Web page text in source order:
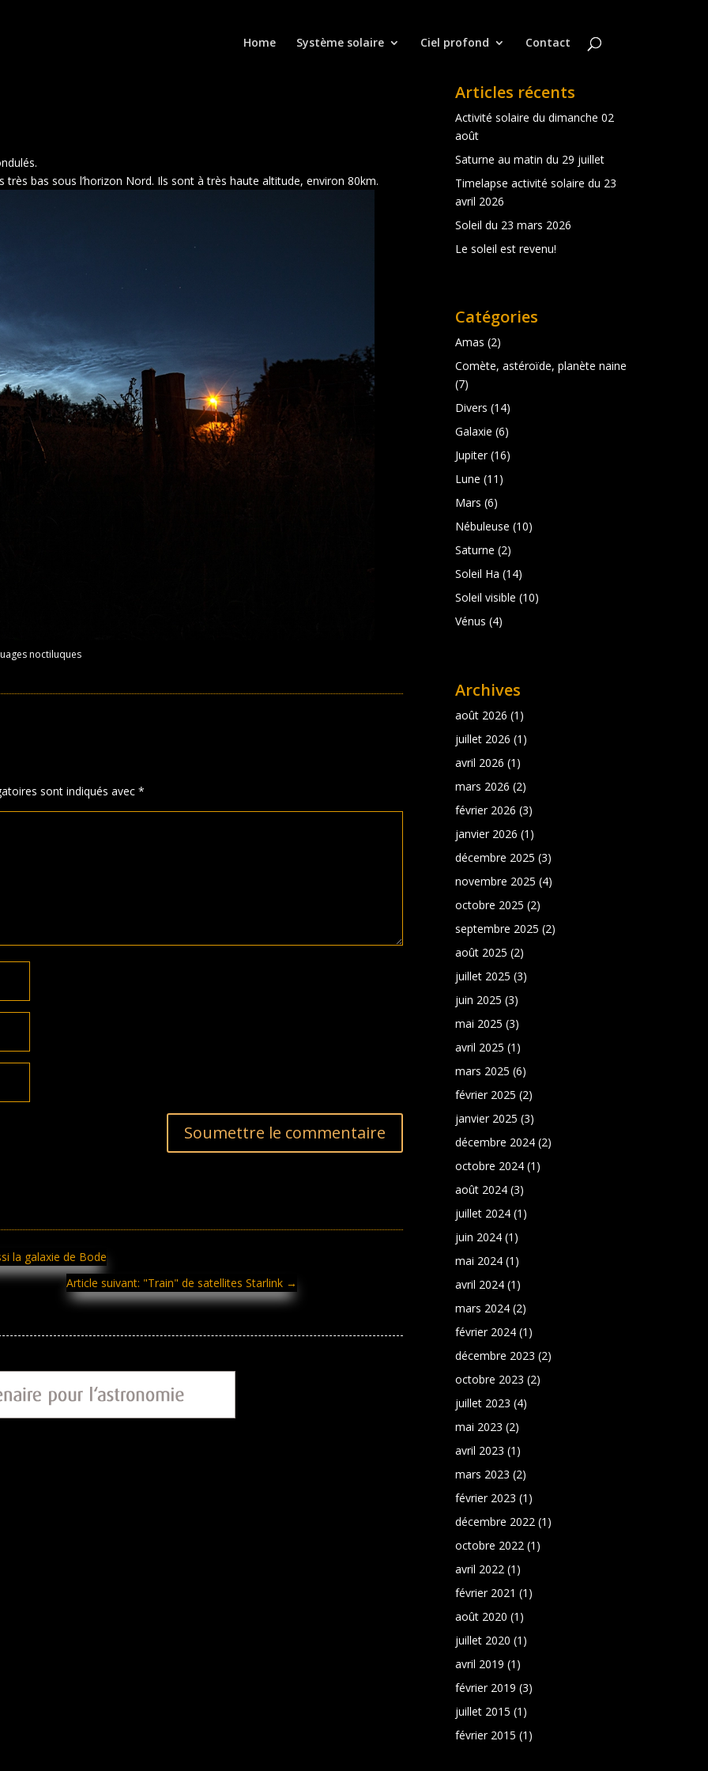
Home Système solaire Ciel profond Contact
très bas sous l’horizon Nord. Ils sont à très haute altitude, environ 80km.
noctiluques
sont indiqués avec*
Soumettre le commentaire
la galaxie de Bode
Article suivant: "Train" de satellites Starlink →
Articles récents
Activité solaire du dimanche 02
août
Saturne au matin du 29 juillet
Timelapse activité solaire du 23
avril 2026
Soleil du 23 mars 2026
Le soleil est revenu!
Catégories
Amas (2)
Comète, astéroïde, planète naine
(7)
Divers (14)
Galaxie (6)
Jupiter(16)
Lune (11)
Mars (6)
Nébuleuse (10)
Saturne (2)
Soleil Ha (14)
Soleil visible (10)
Vénus (4)
Archives
août 2026 (1)
juillet 2026 (1)
avril 2026 (1)
mars 2026 (2)
février 2026 (3)
janvier 2026 (1)
décembre 2025 (3)
novembre 2025 (4)
octobre 2025 (2)
septembre 2025 (2)
août 2025 (2)
juillet 2025 (3)
juin 2025 (3)
mai 2025 (3)
avril 2025 (1)
mars 2025 (6)
février 2025 (2)
janvier 2025 (3)
décembre 2024 (2)
octobre 2024 (1)
août 2024 (3)
juillet 2024 (1)
juin 2024 (1)
mai 2024 (1)
avril 2024 (1)
mars 2024 (2)
février 2024 (1)
décembre 2023 (2)
octobre 2023 (2)
juillet 2023 (4)
mai 2023 (2)
avril 2023 (1)
mars 2023 (2)
février 2023 (1)
décembre 2022 (1)
octobre 2022 (1)
avril 2022 (1)
février 2021 (1)
août 2020 (1)
juillet 2020 (1)
avril 2019 (1)
février 2019 (3)
juillet 2015 (1)
février 2015 (1)